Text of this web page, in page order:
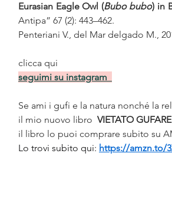
Eurasian Eagle Owl (Bubo bubo) in
Antipa” 67 (2): 443–462.
Penteriani V., del Mar delgado M.,
clicca qui
seguimi su instagram
Se ami i gufi e la natura nonché la
il mio nuovo libro VIETATO
il libro lo puoi comprare subito su
Lo trovi subito qui: https://amzn.to/